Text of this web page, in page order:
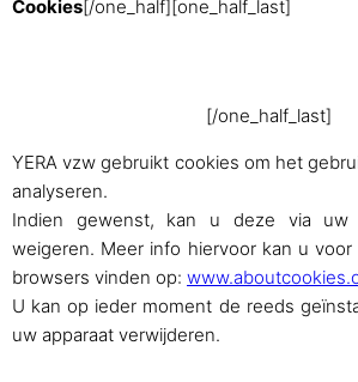
Cookies[/one_half][one_half_last]
[/one_half_last]
YERA vzw gebruikt cookies om het
analyseren.
Indien gewenst, kan u deze via uw
weigeren. Meer info hiervoor kan u
browsers vinden op:
U kan op ieder moment de reeds
uw apparaat verwijderen.